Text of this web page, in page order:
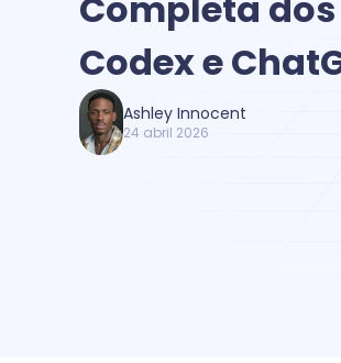
Codex e
Ashley Innocent
24 abril 2026